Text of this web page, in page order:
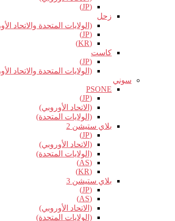
(JP)
زحل
(الولايات المتحدة والاتحاد
(JP)
(KR)
كاست
(JP)
(الولايات المتحدة والاتحاد
سوني
PSONE
(JP)
(الاتحاد الأوروبي)
(الولايات المتحدة)
بلاي ستيشن 2
(JP)
(الاتحاد الأوروبي)
(الولايات المتحدة)
(AS)
(KR)
بلاي ستيشن 3
(JP)
(AS)
(الاتحاد الأوروبي)
(الولايات المتحدة)